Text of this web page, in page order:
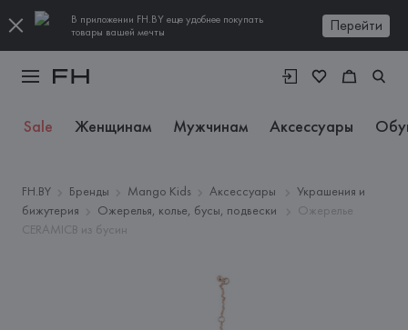
В приложении FH.BY еще удобнее покупать
товары вашей мечты
Перейти
Sale Женщинам Мужчинам Аксессуары
FH.BY Бренды Mango Kids Аксессуары
Украшения и
бижутерия
Ожерелья, колье, бусы, подвески
Ожерелье
CERAMICB из бусин